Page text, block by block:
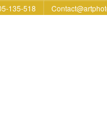
135-518+